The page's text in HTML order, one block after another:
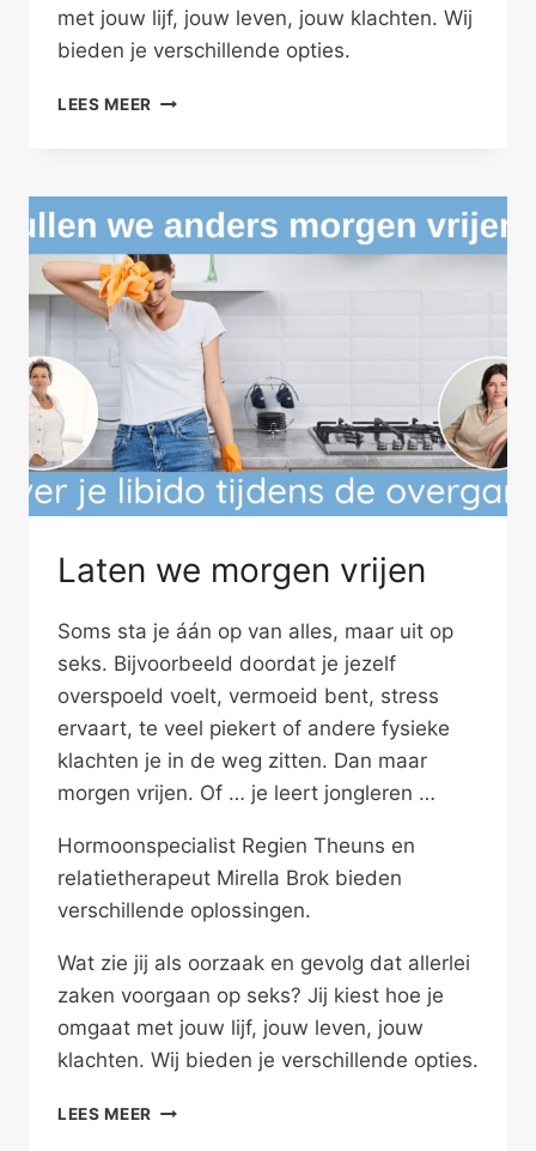
met jouw lijf, jouw leven, jouw klachten. Wij
bieden je verschillende opties.
LEES MEER ALS
REAGEERT
Laten we morgen vrijen
Soms sta je áán op van alles, maar uit op
seks. Bijvoorbeeld doordat je jezelf
overspoeld voelt, vermoeid bent, stress
ervaart, te veel piekert of andere fysieke
klachten je in de weg zitten. Dan maar
morgen vrijen. Of … je leert jongleren …
Hormoonspecialist Regien Theuns en
relatietherapeut Mirella Brok bieden
verschillende oplossingen.
Wat zie jij als oorzaak en gevolg dat allerlei
zaken voorgaan op seks? Jij kiest hoe je
omgaat met jouw lijf, jouw leven, jouw
klachten. Wij bieden je verschillende opties.
LEES MEER LATEN